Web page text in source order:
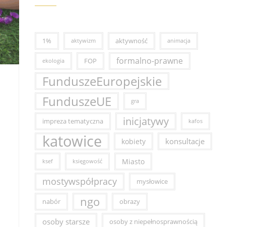
1% aktywizm aktywność animacja
ekologia FOP formalno-prawne
FunduszeEuropejskie
FunduszeUE
gra
impreza tematyczna inicjatywy kafos
katowice kobiety konsultacje
ksef księgowość Miasto
mostywspółpracy mysłowice
nabór ngo obrazy
osoby starsze osoby z niepełnosprawnością